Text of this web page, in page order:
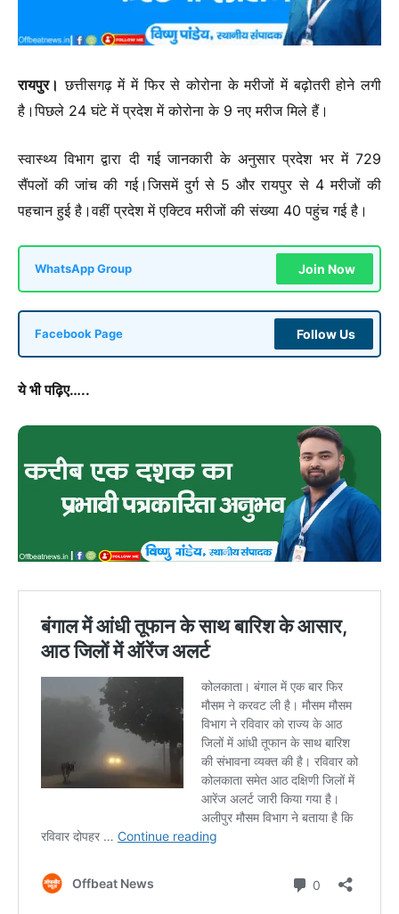
रायपुर। छत्तीसगढ़ में में फिर से कोरोना के मरीजों में बढ़ोतरी होने लगी
है।पिछले 24 घंटे में प्रदेश में कोरोना के 9 नए मरीज मिले हैं।
स्वास्थ्य विभाग द्वारा दी गई जानकारी के अनुसार प्रदेश भर में 729
सैंपलों की जांच की गई।जिसमें दुर्ग से 5 और रायपुर से 4 मरीजों की
पहचान हुई है।वहीं प्रदेश में एक्टिव मरीजों की संख्या 40 पहुंच गई है।
WhatsApp Group Join Now
Facebook Page Follow Us
ये भी पढ़िए…..